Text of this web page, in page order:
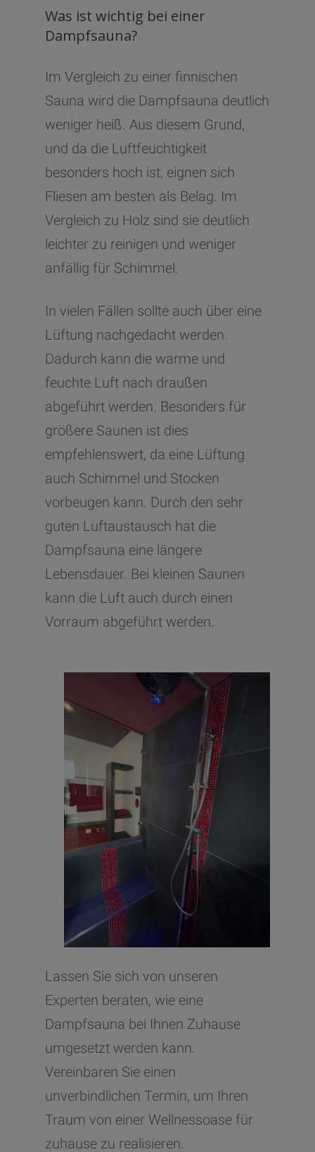
Doch nicht nur für die Muskeln,
das Immunsystem und die
Schleimhäute ist ein Gang in die
Dampfsauna von Vorteil. Auch
die Haut profitiert durch die
hohe Luftfeuchtigkeit und wird
durch das Schwitzen
entschlackt. Zudem wird die
Durchblutung des Körpers
angeregt und somit die Zellen
besser versorgt. Generell hat ein
dass es zur generellen
Entspannung führt. Das
bewusste Abschalten und
Entkommen des Alltags können
ebenfalls Krankheiten
vorbeugen.
Vorteile auf einen Blick:
das Immunsystem wird
die Schleimhäute profitieren
Muskeln werden entspannt
Durchblutung wird angeregt,
Zellen werden besser
versorgt
generelle Entspannung
generelles Wohlbefinden
wird verbessert
Was ist wichtig bei einer
Dampfsauna?
Im Vergleich zu einer finnischen
Sauna wird die Dampfsauna deutlich
weniger heiß. Aus diesem Grund,
und da die Luftfeuchtigkeit
besonders hoch ist, eignen sich
Fliesen am besten als Belag. Im
Vergleich zu Holz sind sie deutlich
leichter zu reinigen und weniger
anfällig für Schimmel.
In vielen Fällen sollte auch über eine
Lüftung nachgedacht werden.
Dadurch kann die warme und
feuchte Luft nach draußen
abgeführt werden. Besonders für
größere Saunen ist dies
empfehlenswert, da eine Lüftung
auch Schimmel und Stocken
vorbeugen kann. Durch den sehr
guten Luftaustausch hat die
Dampfsauna eine längere
Lebensdauer. Bei kleinen Saunen
kann die Luft auch durch einen
Vorraum abgeführt werden.
Lassen Sie sich von unseren
Experten beraten, wie eine
Dampfsauna bei Ihnen Zuhause
umgesetzt werden kann.
Vereinbaren Sie einen
unverbindlichen Termin, um Ihren
Traum von einer Wellnessoase für
zuhause zu realisieren.